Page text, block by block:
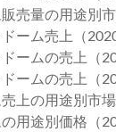
売量の用途別
ーム売上（
ームの売上（
ームの売上（
上の用途別市
用途別価格（